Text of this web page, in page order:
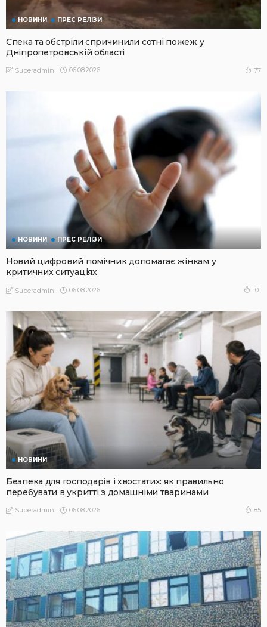
НОВИНИ ПРЕС РЕЛІЗИ
Спека та обстріли спричинили сотні пожеж у
Дніпропетровській області
Superadmin 06.08.2026 77
НОВИНИ ПРЕС РЕЛІЗИ
Новий цифровий помічник допомагає жінкам у
критичних ситуаціях
Superadmin 06.08.2026 101
НОВИНИ
Безпека для господарів і хвостатих: як правильно
перебувати в укритті з домашніми тваринами
Superadmin 06.08.2026 85